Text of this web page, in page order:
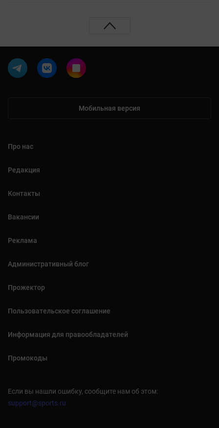
Мобильная версия
Про нас
Редакция
Контакты
Вакансии
Реклама
Административный блог
Прожектор
Пользовательское соглашение
Информация для правообладателей
Промокоды
Если вы нашли ошибку, сообщите нам об этом:
support@sports.ru